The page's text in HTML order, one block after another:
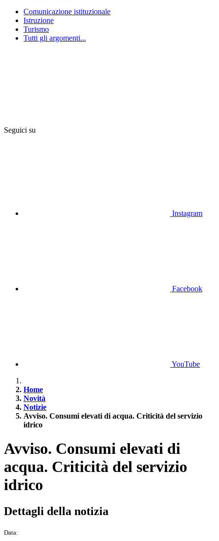
Comunicazione istituzionale
Istruzione
Turismo
Tutti gli argomenti...
Seguici su
Instagram
Facebook
YouTube
Home
Novità
Notizie
Avviso. Consumi elevati di acqua. Criticità del servizio
idrico
Avviso. Consumi elevati di
acqua. Criticità del servizio
idrico
Dettagli della notizia
Data: